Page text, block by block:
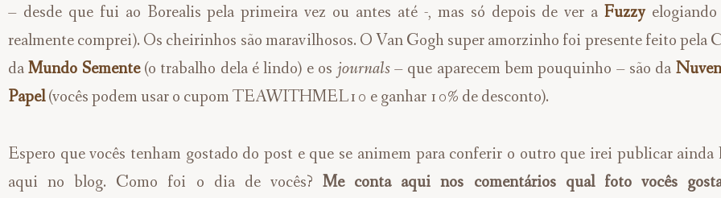
– desde que fui ao Borealis pela primeira vez ou antes até -, mas só depois de ver aFuzzy
realmente comprei). Os cheirinhos são maravilhosos. O Van Gogh super amorzinho foi presente feito pela
daMundo Semente(o trabalho dela é lindo) e os journals– que aparecem bem pouquinho – são da
Papel(vocês podem usar o cupom TEAWITHMEL10 e ganhar 10% de desconto).
Espero que vocês tenham gostado do post e que se animem para conferir o outro que irei publicar ainda
aqui no blog. Como foi o dia de vocês?Me conta aqui nos comentários qual foto vocês